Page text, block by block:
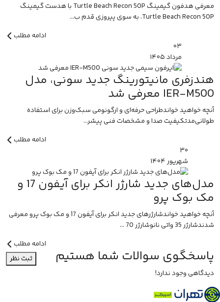
معرفی هدفون گیمینگ Turtle Beach Recon 50P با هدست گیمینگ
Turtle Beach Recon 50P، به سوی پیروزی قدم ب...
ادامه مطلب
۰۳
مرداد۱۴۰۵
هندزفری مانیتورینگ جدید سونی، مدل
IER-M500 معرفی شد
آنچه خواهید خواندطراحی حرفه‌ای و ارگونومی سبک‌وزن برای استفاده
طولانی‌مدتکیفیت صدا و مشخصات فنی پیشر...
ادامه مطلب
۳۰
شهریور۱۴۰۴
مدل‌های جدید شارژر انکر برای آیفون 17 و
مک بوک پرو
آنچه خواهید خواندشارژرهای جدید انکر برای آیفون 17 و مک بوک پرو معرفی
شدندشارژر 35 واتی نانوشارژر 70 ...
ادامه مطلب
پاسخگوی سوالات شما هستیم
ثبت نظر
دیدگاهی وجود ندارد!